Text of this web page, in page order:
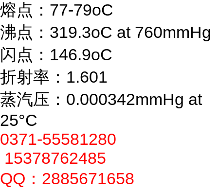
熔点：77-79oC
沸点：319.3oC at 760mmHg
闪点：146.9oC
折射率：1.601
蒸汽压：0.000342mmHg at
25°C
0371-55581280
15378762485
QQ：2885671658